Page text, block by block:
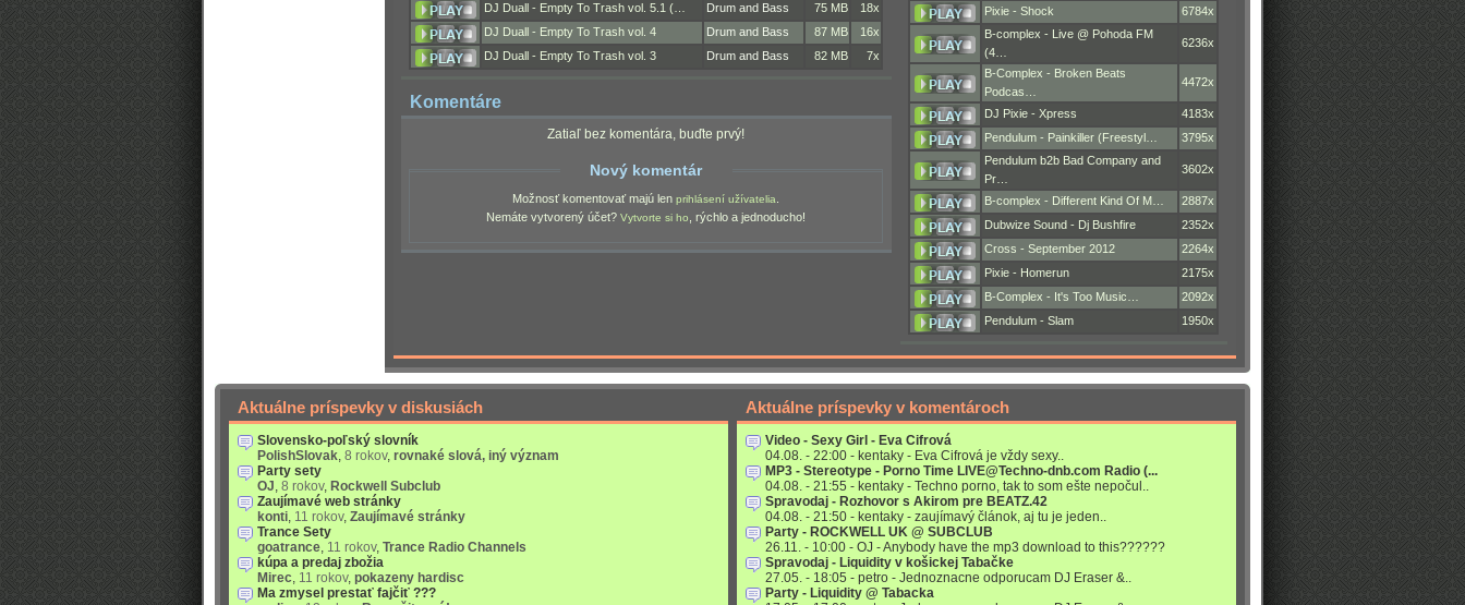
DJ Duall - Empty To Trash vol. 5.1 (…
Drum and Bass 75 MB
18x
DJ Duall - Empty To Trash vol. 4
Drum and Bass 87 MB
16x
DJ Duall - Empty To Trash vol. 3
Drum and Bass 82 MB 7x
Komentáre
Zatiaľ bez komentára, buďte prvý!
Nový komentár
Možnosť komentovať majú len prihlásení užívatelia.
Nemáte vytvorený účet? Vytvorte si ho, rýchlo a jednoducho!
Pixie - Shock
6784x
B-complex - Live @ Pohoda FM
(4…
6236x
B-Complex - Broken Beats
Podcas…
4472x
DJ Pixie - Xpress
4183x
Pendulum - Painkiller (Freestyl…
3795x
Pendulum b2b Bad Company and
Pr…
3602x
B-complex - Different Kind Of M…
2887x
Dubwize Sound - Dj Bushfire
2352x
Cross - September 2012
2264x
Pixie - Homerun
2175x
B-Complex - It's Too Music…
2092x
Pendulum - Slam
1950x
Aktuálne príspevky v diskusiách
Slovensko-poľský slovník
PolishSlovak, 8 rokov, rovnaké slová, iný význam
Party sety
OJ, 8 rokov, Rockwell Subclub
Zaujímavé web stránky
konti, 11 rokov, Zaujímavé stránky
Trance Sety
goatrance, 11 rokov, Trance Radio Channels
kúpa a predaj zbožia
Mirec, 11 rokov, pokazeny hardisc
Ma zmysel prestať fajčiť ???
Aktuálne príspevky v komentároch
Video - Sexy Girl - Eva Cifrová
04.08. - 22:00 - kentaky - Eva Cifrová je vždy sexy..
MP3 - Stereotype - Porno Time LIVE@Techno-dnb.com Radio (...
04.08. - 21:55 - kentaky - Techno porno, tak to som ešte nepočul..
Spravodaj - Rozhovor s Akirom pre BEATZ.42
04.08. - 21:50 - kentaky - zaujímavý článok, aj tu je jeden..
Party - ROCKWELL UK @ SUBCLUB
26.11. - 10:00 - OJ - Anybody have the mp3 download to this??????
Spravodaj - Liquidity v košickej Tabačke
27.05. - 18:05 - petro - Jednoznacne odporucam DJ Eraser &..
Party - Liquidity @ Tabacka